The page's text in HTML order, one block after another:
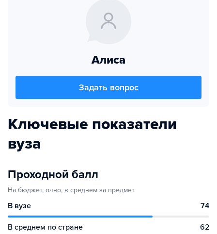
Алиса
Задать вопрос
Ключевые показатели
вуза
Проходной балл
На бюджет, очно, в среднем за предмет
В вузе 74
В среднем по стране 62